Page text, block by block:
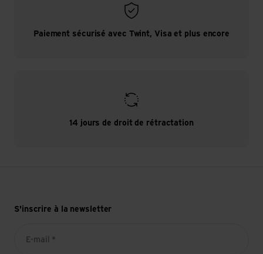
Paiement sécurisé avec Twint, Visa et plus encore
14 jours de droit de rétractation
S'inscrire à la newsletter
E-mail *